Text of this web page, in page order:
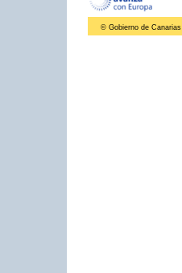
© Gobierno de Canarias